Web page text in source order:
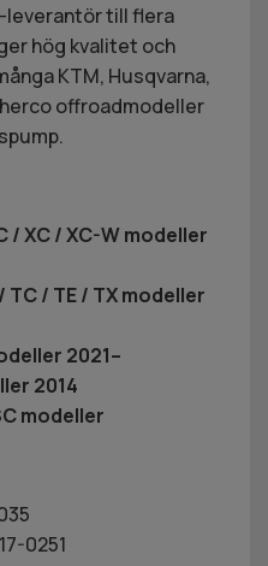
leverantör till flera
hög kvalitet och
KTM, Husqvarna,
offroadmodeller
/ XC / XC-W modeller
TC / TE / TX modeller
2021–
2014
modeller
0251